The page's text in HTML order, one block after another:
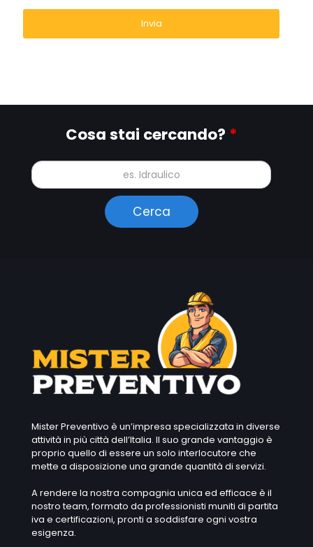
Cosa stai cercando? *
Mister Preventivo è un’impresa specializzata in diverse
attività in più città dell’Italia. Il suo grande vantaggio è
proprio quello di essere un solo interlocutore che
mette a disposizione una grande quantità di servizi.
A rendere la nostra compagnia unica ed efficace è il
nostro team, formato da professionisti muniti di partita
iva e certificazioni, pronti a soddisfare ogni vostra
esigenza.